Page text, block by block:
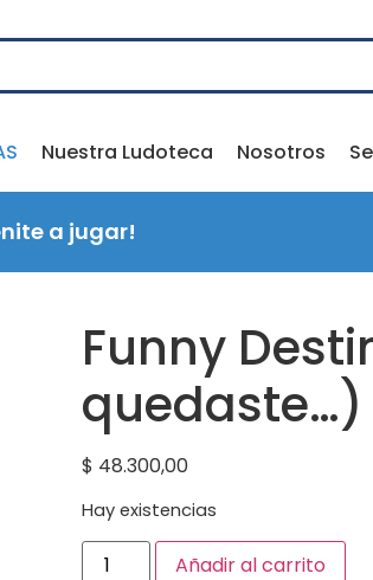
Nuestra Ludoteca Nosotros
a jugar!
Funny
quedaste…)
$ 48.300,00
Hay existencias
Añadir al carrito